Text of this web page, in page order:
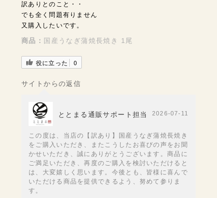
訳ありとのこと・・
でも全く問題有りません
又購入したいです。
商品： 国産うなぎ蒲焼長焼き 1尾
役に立った 0
サイトからの返信
ととまる通販サポート担当 2026-07-11
この度は、当店の【訳あり】国産うなぎ蒲焼長焼き
をご購入いただき、またこうしたお喜びの声をお聞
かせいただき、誠にありがとうございます。商品に
ご満足いただき、再度のご購入を検討いただけると
は、大変嬉しく思います。今後とも、皆様に喜んで
いただける商品を提供できるよう、努めて参りま
す。